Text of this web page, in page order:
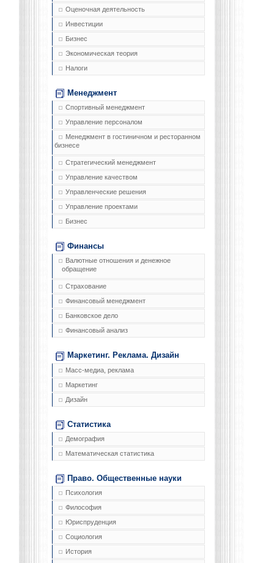
Оценочная деятельность
Инвестиции
Бизнес
Экономическая теория
Налоги
Менеджмент
Спортивный менеджмент
Управление персоналом
Менеджмент в гостиничном и ресторанном
бизнесе
Стратегический менеджмент
Управление качеством
Управленческие решения
Управление проектами
Бизнес
Финансы
Валютные отношения и денежное
обращение
Страхование
Финансовый менеджмент
Банковское дело
Финансовый анализ
Маркетинг. Реклама. Дизайн
Масс-медиа, реклама
Маркетинг
Дизайн
Статистика
Демография
Математическая статистика
Право. Общественные науки
Психология
Философия
Юриспруденция
Социология
История